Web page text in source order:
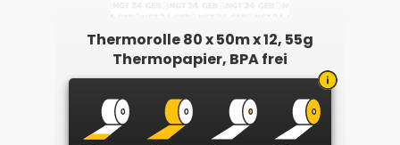
Thermorolle 80 x 50m x 12, 55g
Thermopapier, BPA frei